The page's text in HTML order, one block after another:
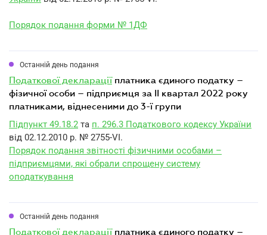
Порядок подання форми № 1ДФ
Останній день подання
податкової декларації платника єдиного податку –
фізичної особи – підприємця за II квартал 2022 року
платниками, віднесеними до 3-ї групи
Підпункт 49.18.2 та п. 296.3 Податкового кодексу України
від 02.12.2010 р. № 2755-VI.
Порядок подання звітності фізичними особами –
підприємцями, які обрали спрощену систему
оподаткування
Останній день подання
податкової декларації платника єдиного податку –